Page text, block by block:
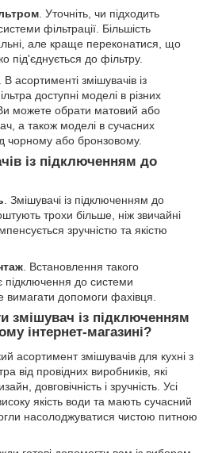
. Уточніть, чи підходить
фільтрації. Більшість
але краще переконатися, що
під'єднується до фільтру.
. В асортименті змішувачів із
доступні моделі в різних
можете обрати матовий або
а також моделі в сучасних
чорному або бронзовому.
із підключенням до
. Змішувачі із підключенням до
трохи більше, ніж звичайні
зручністю та якістю
. Встановлення такого
підключення до системи
вимагати допомоги фахівця.
змішувач із підключенням
інтернет-магазині?
асортимент змішувачів для кухні з
від провідних виробників, які
довговічність і зручність. Усі
якість води та мають сучасний
насолоджуватися чистою питною